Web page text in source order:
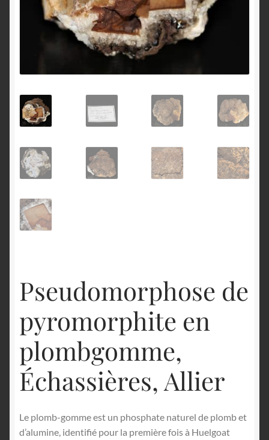
Pseudomorphose de
pyromorphite en
plombgomme,
Échassières, Allier
Le plomb-gomme est un phosphate naturel de plomb et
d’alumine, identifié pour la première fois à Huelgoat